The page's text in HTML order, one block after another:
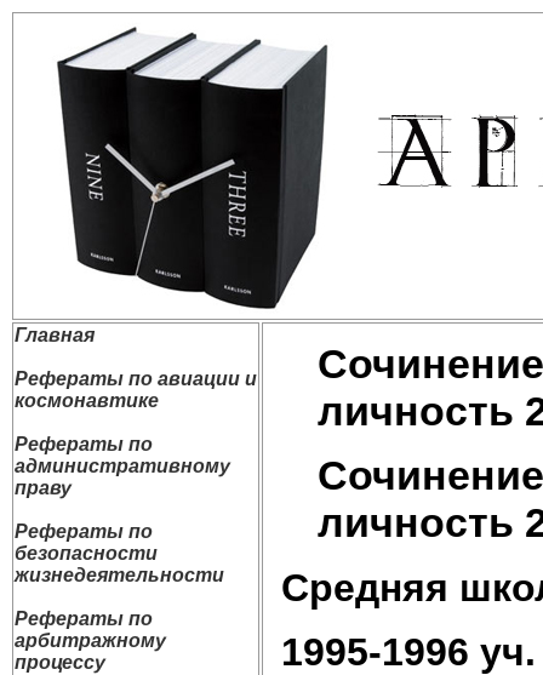
Главная
Рефераты по авиации и
космонавтике
Рефераты по
административному
праву
Рефераты по
безопасности
жизнедеятельности
Рефераты по
арбитражному
процессу
личность
личность
Средняя
1995-1996